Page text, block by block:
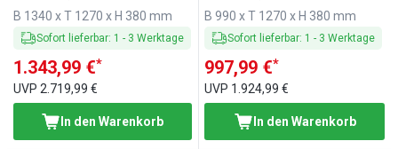
B 1340 x T 1270 x H 380 mm
Sofort lieferbar: 1 - 3 Werktage
1.343,99 €*
UVP 2.719,99 €
In den Warenkorb
B 990 x T 1270 x H 380 mm
Sofort lieferbar: 1 - 3 Werktage
997,99 €*
UVP 1.924,99 €
In den Warenkorb